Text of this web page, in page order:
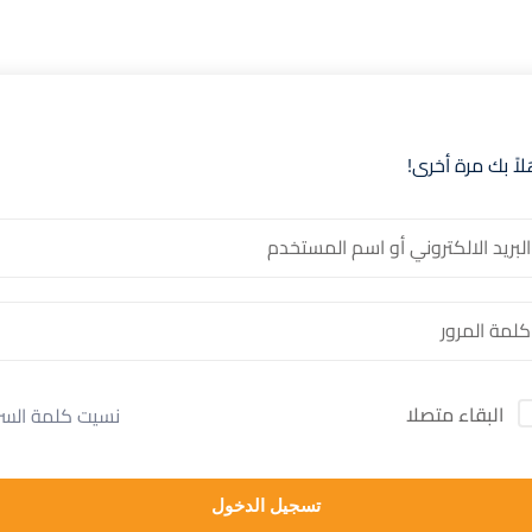
بك مرة أخرى!
البقاء متصلا نسيت كلمة
تسجيل الدخول